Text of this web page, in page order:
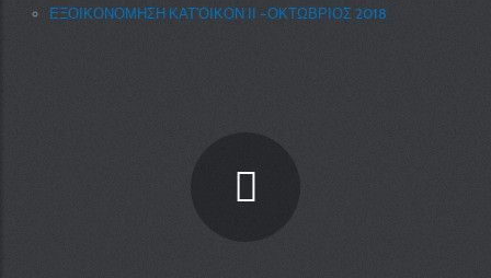
ΕΞΟΙΚΟΝΟΜΗΣΗ ΚΑΤ’ΟΙΚΟΝ ΙΙ –ΟΚΤΩΒΡΙΟΣ 2018